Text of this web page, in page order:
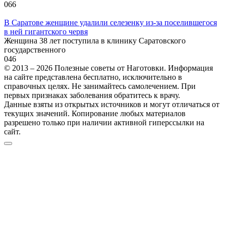
066
В Саратове женщине удалили селезенку из-за поселившегося
в ней гигантского червя
Женщина 38 лет поступила в клинику Саратовского
государственного
046
© 2013 – 2026 Полезные советы от Наготовки. Информация
на сайте представлена бесплатно, исключительно в
справочных целях. Не занимайтесь самолечением. При
первых признаках заболевания обратитесь к врачу.
Данные взяты из открытых источников и могут отличаться от
текущих значений. Копирование любых материалов
разрешено только при наличии активной гиперссылки на
сайт.